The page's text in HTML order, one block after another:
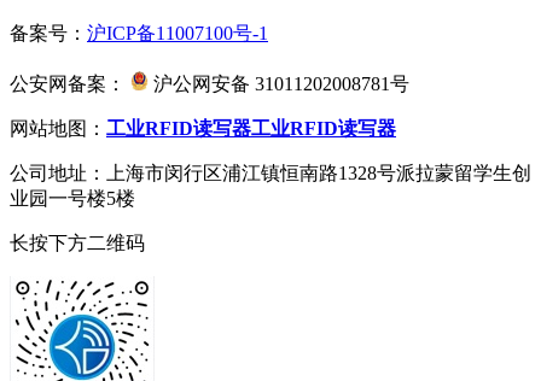
备案号： 沪ICP备11007100号-1
公安网备案： 沪公网安备 31011202008781号
网站地图： 工业RFID读写器工业RFID读写器
公司地址：上海市闵行区浦江镇恒南路1328号派拉蒙留学生创
业园一号楼5楼
长按下方二维码